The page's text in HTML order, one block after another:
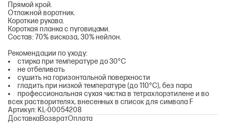
Прямой крой.
Отложной воротник.
Короткие рукава.
Короткая планка с пуговицами.
Состав: 70% вискоза, 30% нейлон.
Рекомендации по уходу:
стирка при температуре до 30°С
не отбеливать
сушить на горизонтальной поверхности
гладить при низкой температуре (до 110°С), без пара
профессиональная сухая чистка в тетрахлорэтилене и во
всех растворителях, внесенных в список для символа F
Артикул: KL-00054208
ДоставкаВозвратОплата